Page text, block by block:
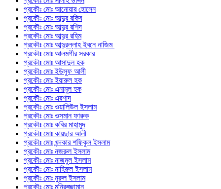
প্রকৌঃ মোঃ আনোয়ার হোসেন
প্রকৌঃ মোঃ আব্দুর রকিব
প্রকৌঃ মোঃ আব্দুর রশিদ
প্রকৌঃ মোঃ আব্দুর রহিম
প্রকৌঃ মোঃ আব্দুরল্লাহ ইবনে নাজিম
প্রকৌঃ মোঃ আলমগীর সরকার
প্রকৌঃ মোঃ আসাদুল হক
প্রকৌঃ মোঃ ইউসুফ আলী
প্রকৌঃ মোঃ ইয়ারুল হক
প্রকৌঃ মোঃ এনামুল হক
প্রকৌঃ মোঃ এরশাদ
প্রকৌঃ মোঃ ওয়ালিউল ইসলাম
প্রকৌঃ মোঃ ওসমান ফারুক
প্রকৌঃ মোঃ কবির মাহামুদ
প্রকৌঃ মোঃ কায়ছার আলী
প্রকৌঃ মোঃ খন্দকার শফিকুল ইসলাম
প্রকৌঃ মোঃ নজরুল ইসলাম
প্রকৌঃ মোঃ নাজমুল ইসলাম
প্রকৌঃ মোঃ নাহিরুল ইসলাম
প্রকৌঃ মোঃ নুরুল ইসলাম
প্রকৌঃ মোঃ মনিরুজ্জামান